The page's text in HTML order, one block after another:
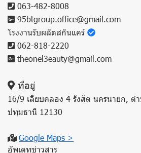
063-482-8008
95btgroup.office@gmail.com
โรงงานรับผลิตสกินแคร์
062-818-2220
theonel3eauty@gmail.com
ที่อยู่
16/9 เลียบคลอง 4 รังสิต นครนายก, ต
ปทุมธานี 12130
Google Maps >
อัพเดทข่าวสาร